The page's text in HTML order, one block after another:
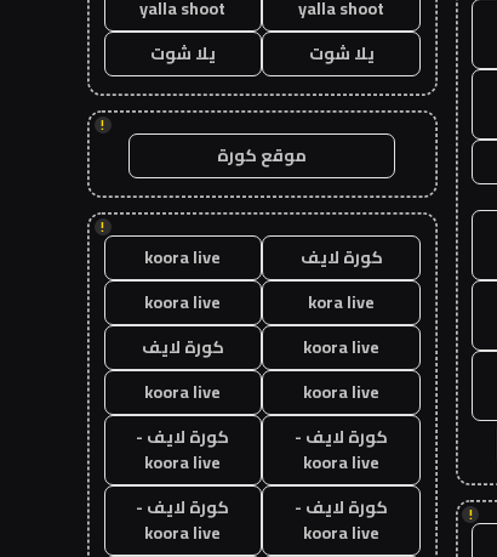
!
yalla shoot
yalla shoot
يلا شوت
يلا شوت
!
موقع كورة
!
كورة لايف
koora live
kora live
koora live
koora live
كورة لايف
koora live
koora live
كورة لايف -
koora live
كورة لايف -
koora live
كورة لايف -
koora live
كورة لايف -
koora live